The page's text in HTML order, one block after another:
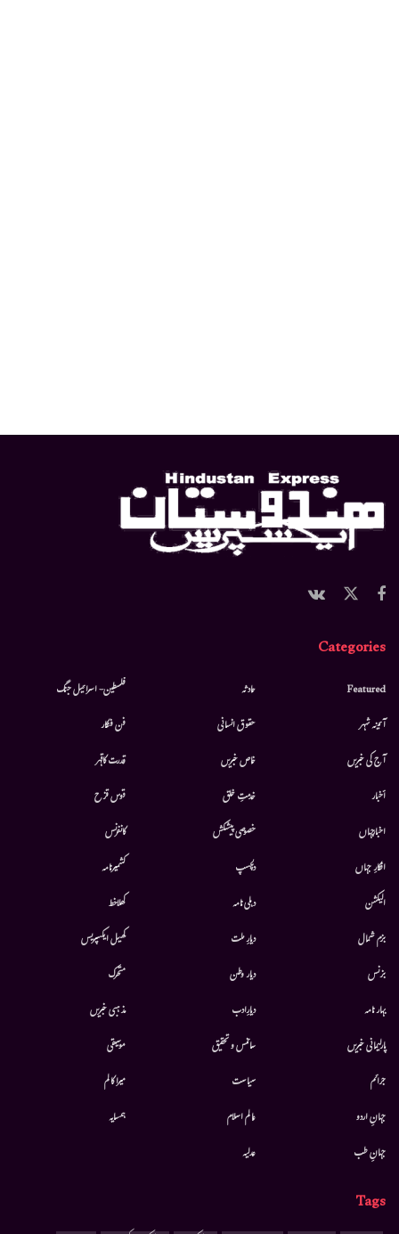
Categories
Featured
آئینہ شہر
آج کی خبریں
أخبار
اخبارجہاں
افکارِ جہاں
الیکشن
بزم شمال
بزنس
بہار نامہ
پارلیمانی خبریں
جرائم
جہانِ اردو
جہانِ طب
حادثہ
حقوق انسانی
خاص خبریں
خدمتِ خلق
خصوصی پیشکش
دلچسپ
دہلی نامہ
دیارِ ملت
دیار وطن
دیارِادب
سائنس و تحقیق
سیاست
عالم اسلام
عدلیہ
فلسطین- اسرائیل جنگ
فن فنکار
قدرت کاقہر
قوس قزح
کانفرنس
کشمیرنامہ
کھلاخط
کھیل ایکسپریس
متحرك
مذہبی خبریں
موسيقى
میرا کالم
ہمسایہ
Tags